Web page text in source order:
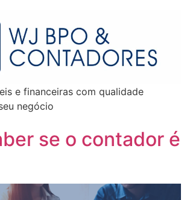
e financeiras com qualidade
negócio
se o contador é